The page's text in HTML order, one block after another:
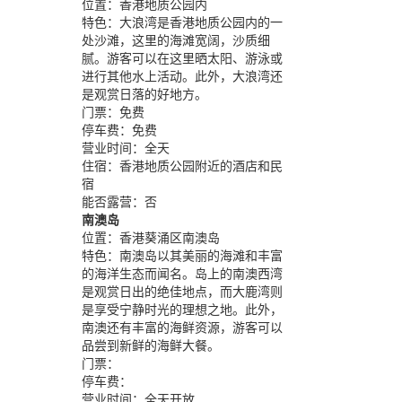
位置： 香港地质公园内
特色： 大浪湾是香港地质公园内的一
处沙滩，这里的海滩宽阔，沙质细
腻。游客可以在这里晒太阳、游泳或
进行其他水上活动。此外，大浪湾还
是观赏日落的好地方。
门票： 免费
停车费： 免费
营业时间： 全天
住宿： 香港地质公园附近的酒店和民
宿
能否露营： 否
南澳岛
位置： 香港葵涌区南澳岛
特色： 南澳岛以其美丽的海滩和丰富
的海洋生态而闻名。岛上的南澳西湾
是观赏日出的绝佳地点，而大鹿湾则
是享受宁静时光的理想之地。此外，
南澳还有丰富的海鲜资源，游客可以
品尝到新鲜的海鲜大餐。
门票：
停车费：
营业时间： 全天开放